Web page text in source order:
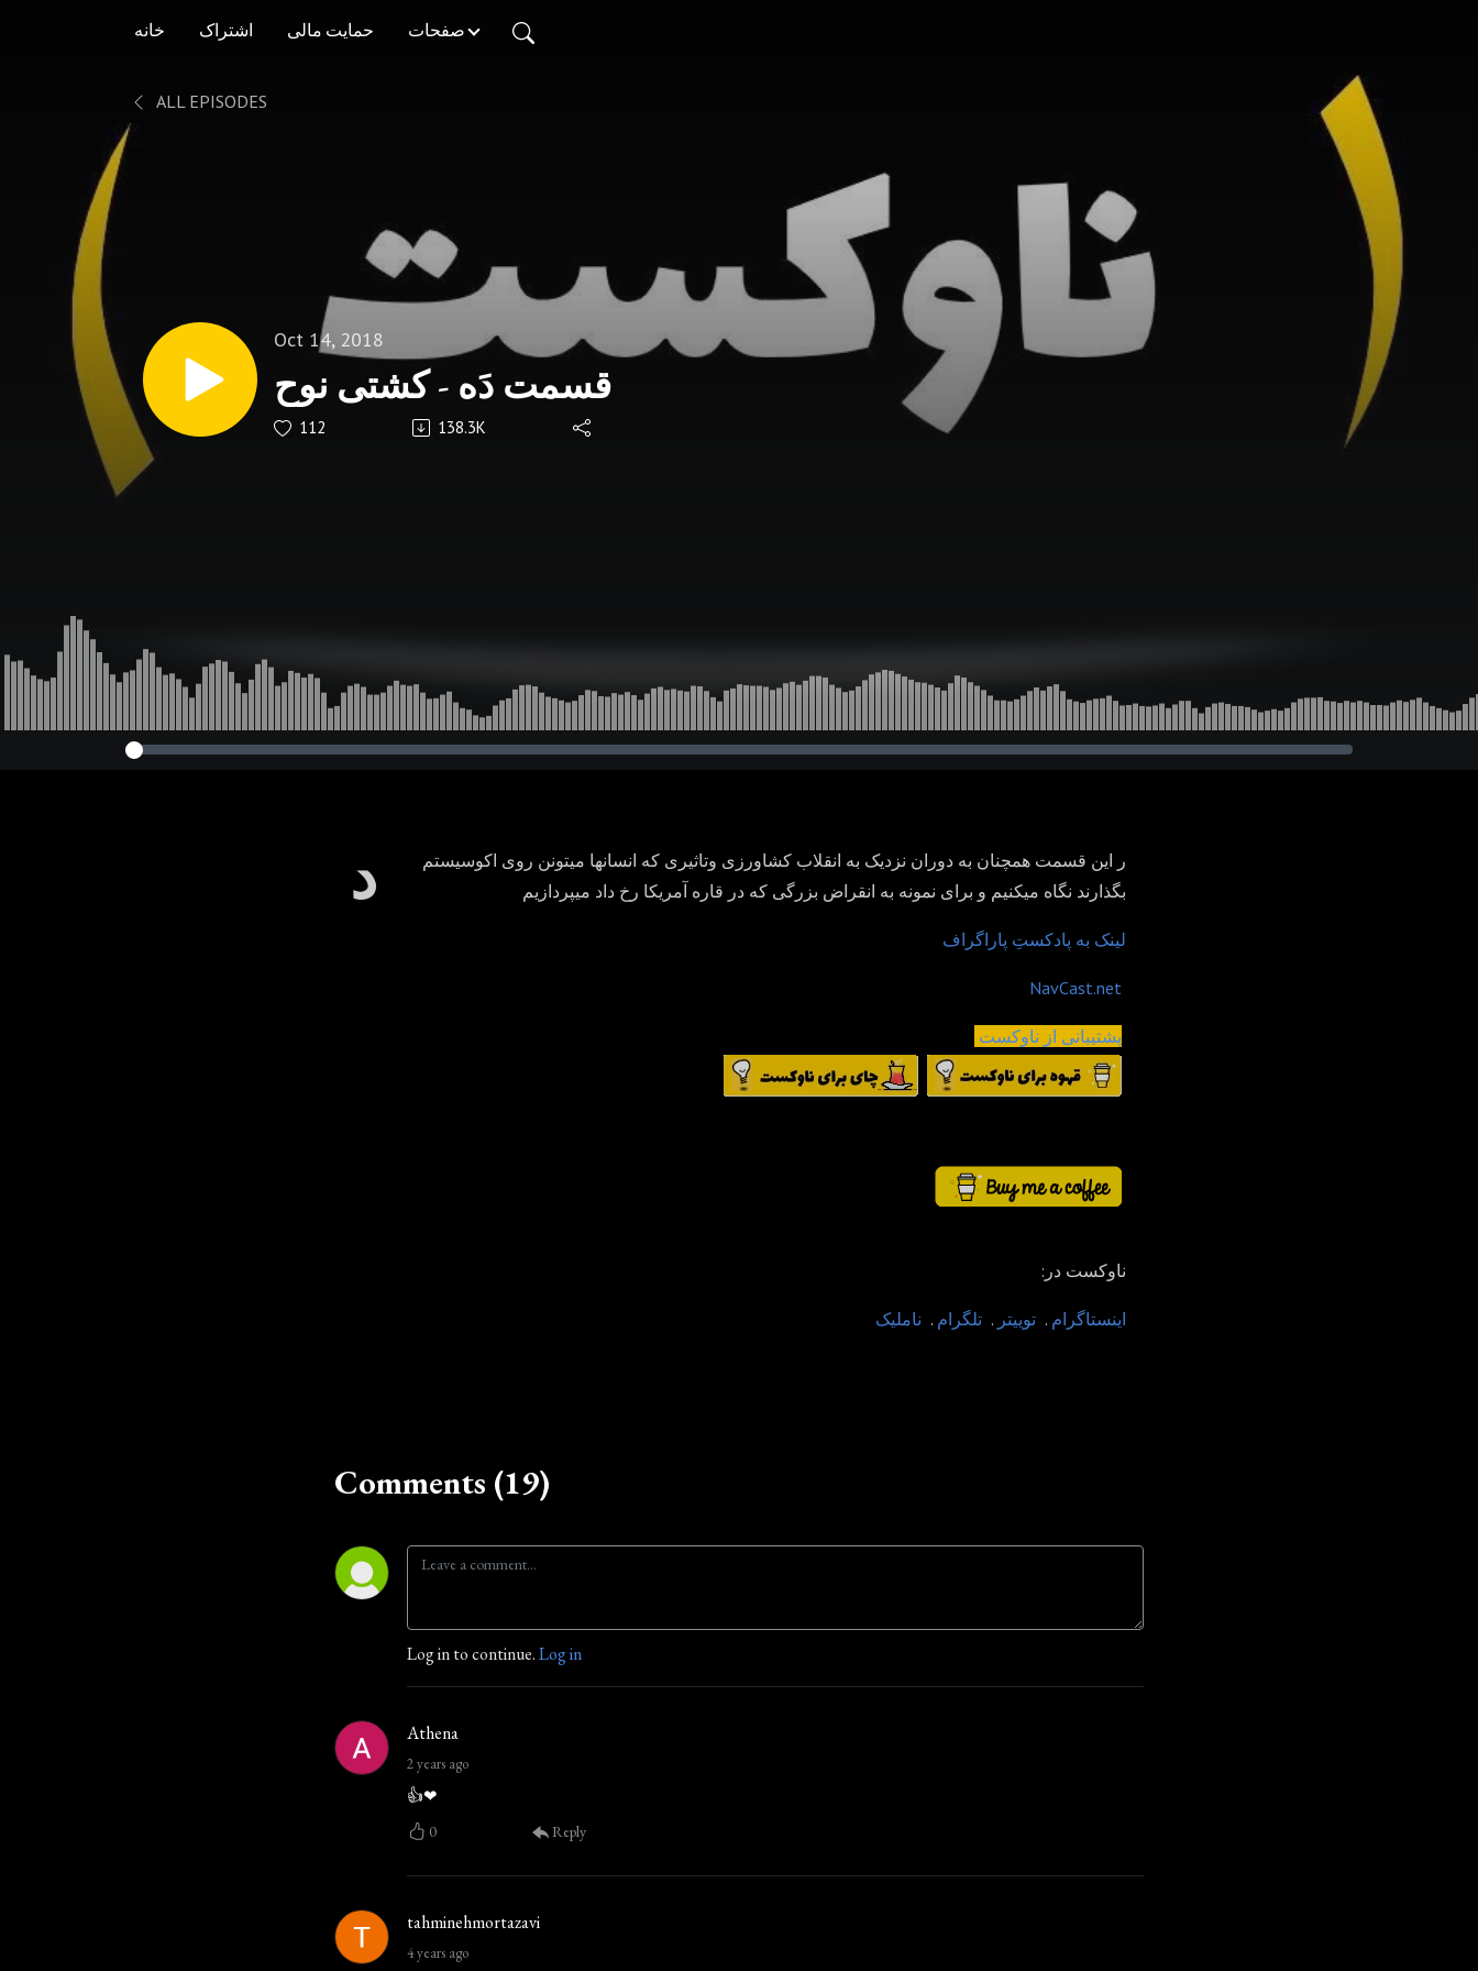
خانه اشتراک حمایت مالی صفحات
ALL EPISODES
Oct 14, 2018
قسمت دَه - کشتی نوح
112 138.3K
ر این قسمت همچنان به دوران نزدیک به انقلاب کشاورزی وتاثیری که انسانها میتونن روی اکوسیستم
بگذارند نگاه میکنیم و برای نمونه به انقراض بزرگی که در قاره آمریکا رخ داد میپردازیم
لینک به پادکستِ پاراگراف
NavCast.net
پشتیبانی از ناوکست
:ناوکست در
اینستاگرام . توییتر . تلگرام . ناملیک
Comments (19)
Log in to continue.Log in
Athena
2 years ago
👍❤
0 Reply
tahminehmortazavi
4 years ago